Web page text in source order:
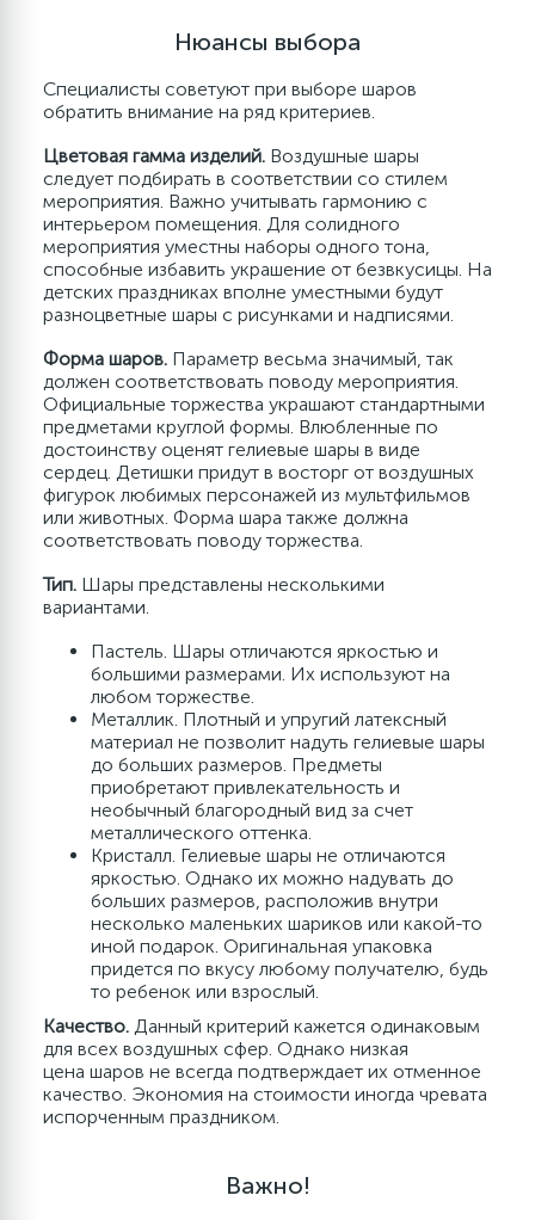
Магазин Cash&Carry
Система скидок
Deco Bubble
Оформительское оборудование
Палочки и насадки
Маркеры и наклейки
Печать на шарах
Компрессоры и насосы
Стойки для шаров
Аэромозаика
Полироль для шаров
Хэллоуин
Гирлянды
Плакаты
Подвески
Новый Год
Для открыток и приглашений
Любовь
Юбилей
Детская тематика
Пневмохлопушки (32/80 см)
Пневмохлопушки (40/100 см)
Краска Холи
Пневмохлопушки (20-40 см)
Хлопушки Мини
Свадьба
Конфетти слюда
Конфетти для декора
Конфетти тишью
Конфетти фольга
Серпантин
Шарики пенопласт
Лепестки роз
Сервировка десертов
Трубочки и палочки для коктейлей
Наполнитель для коробок
Пакеты
Коробки для воздушных шаров
Бумага
Для вина
Наполнитель для подарков
Флористика
Нюансы выбора
Специалисты советуют при выборе шаров
обратить внимание на ряд критериев.
Цветовая гамма изделий. Воздушные шары
следует подбирать в соответствии со стилем
мероприятия. Важно учитывать гармонию с
интерьером помещения. Для солидного
мероприятия уместны наборы одного тона,
способные избавить украшение от безвкусицы. На
детских праздниках вполне уместными будут
разноцветные шары с рисунками и надписями.
Форма шаров. Параметр весьма значимый, так
должен соответствовать поводу мероприятия.
Официальные торжества украшают стандартными
предметами круглой формы. Влюбленные по
достоинству оценят гелиевые шары в виде
сердец. Детишки придут в восторг от воздушных
фигурок любимых персонажей из мультфильмов
или животных. Форма шара также должна
соответствовать поводу торжества.
Тип. Шары представлены несколькими
вариантами.
Пастель. Шары отличаются яркостью и
большими размерами. Их используют на
любом торжестве.
Металлик. Плотный и упругий латексный
материал не позволит надуть гелиевые шары
до больших размеров. Предметы
приобретают привлекательность и
необычный благородный вид за счет
металлического оттенка.
Кристалл. Гелиевые шары не отличаются
яркостью. Однако их можно надувать до
больших размеров, расположив внутри
несколько маленьких шариков или какой-то
иной подарок. Оригинальная упаковка
придется по вкусу любому получателю, будь
то ребенок или взрослый.
Качество. Данный критерий кажется одинаковым
для всех воздушных сфер. Однако низкая
цена шаров не всегда подтверждает их отменное
качество. Экономия на стоимости иногда чревата
испорченным праздником.
Важно!
Магазин Cash&Carry
Система скидок